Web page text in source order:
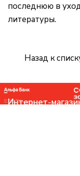
последнюю в
литературы.
Назад к
Интернет-